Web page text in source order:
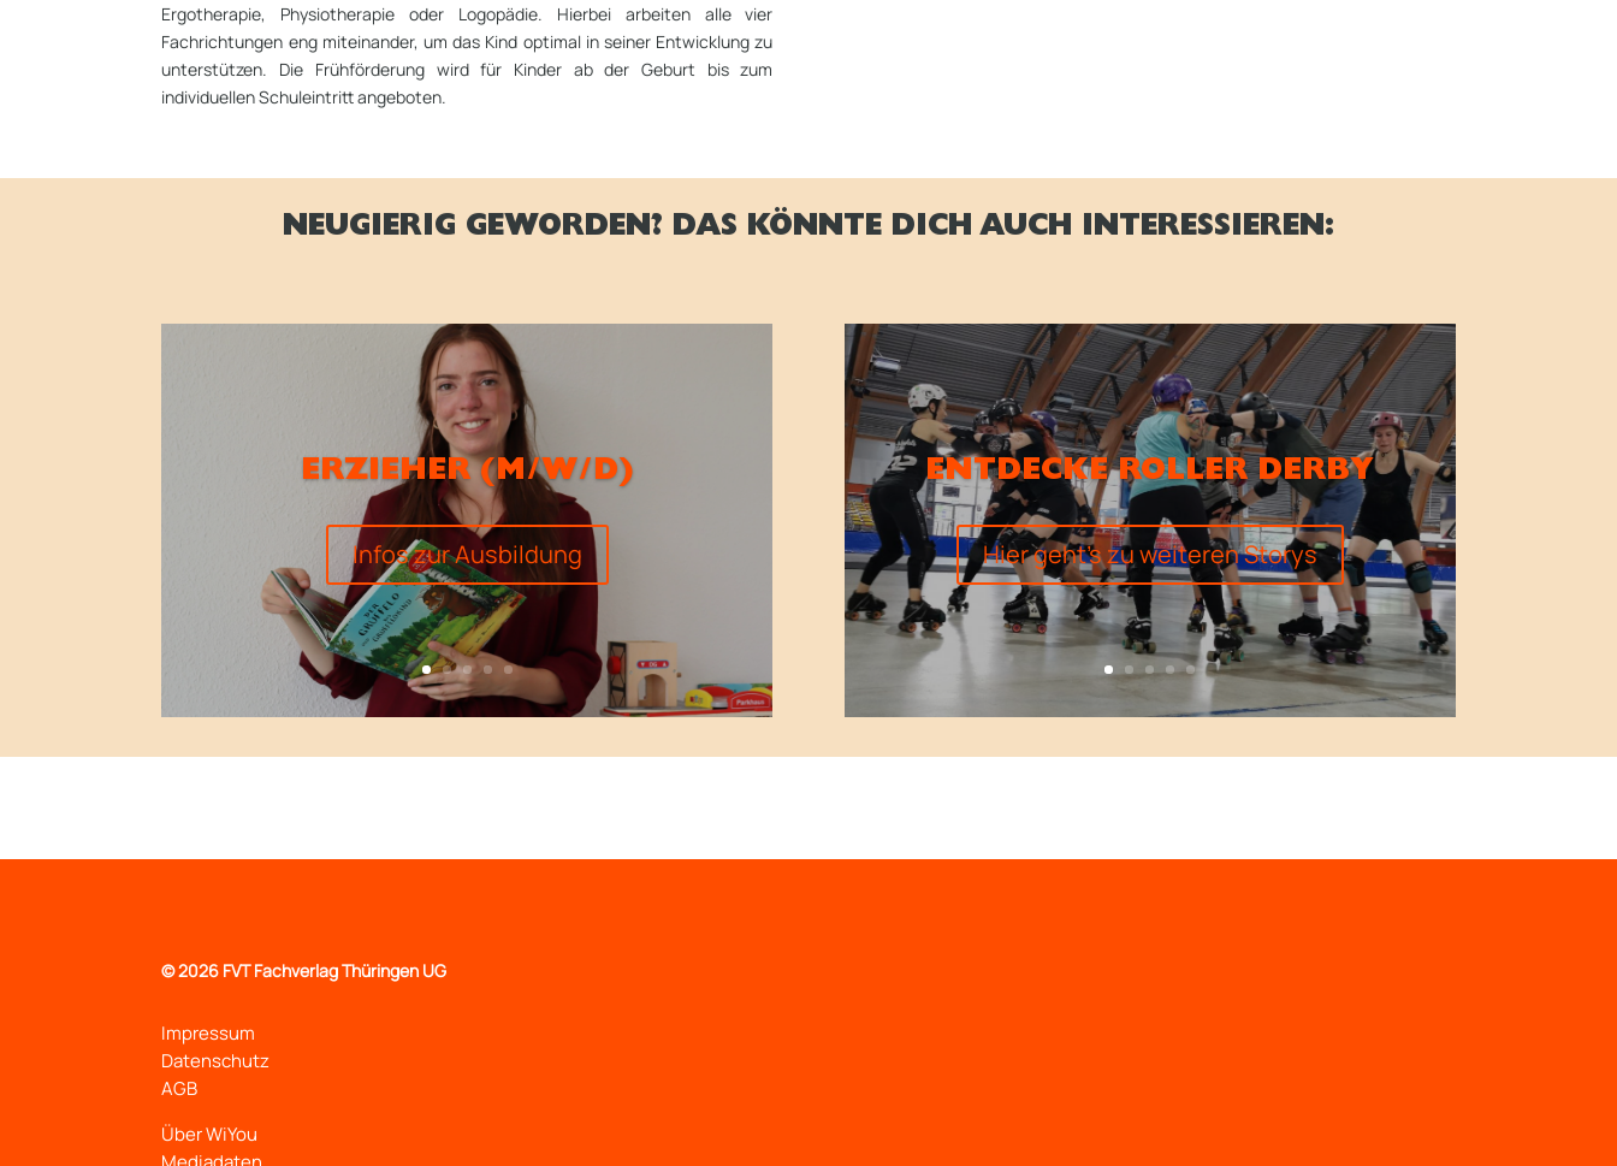
Ergotherapie, Physiotherapie oder Logopädie. Hierbei arbeiten alle vier
Fachrichtungen eng miteinander, um das Kind optimal in seiner Entwicklung zu
unterstützen. Die Frühförderung wird für Kinder ab der Geburt bis zum
individuellen Schuleintritt angeboten.
NEUGIERIG GEWORDEN? DAS KÖNNTE DICH AUCH INTERESSIEREN:
ERZIEHER (M/W/D)
Infos zur Ausbildung
ENTDECKE ROLLER DERBY
Hier geht's zu weiteren Storys
©2026 FVT Fachverlag Thüringen UG
Impressum
Datenschutz
AGB
Über WiYou